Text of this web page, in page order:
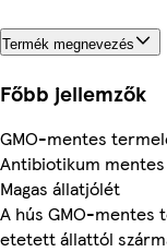
Termék megnevezés
Főbb jellemzők
GMO-mentes
Antibiotikum
Magas állatjólét
A hús GMO-mentes
etetett állattól